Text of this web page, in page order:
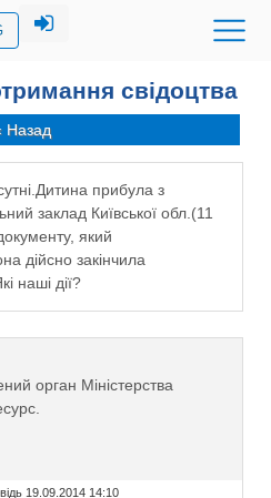
свідоцтва
Назад
прибула з
заклад Київської обл.(11
який
дійсно закінчила
наші дії?
орган Міністерства
19.09.2014 14:10